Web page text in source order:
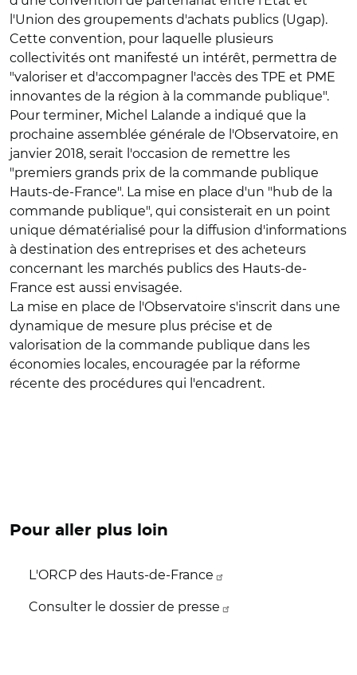
l'Union des groupements d'achats publics (Ugap).
Cette convention, pour laquelle plusieurs
collectivités ont manifesté un intérêt, permettra de
"valoriser et d'accompagner l'accès des TPE et PME
innovantes de la région à la commande publique".
Pour terminer, Michel Lalande a indiqué que la
prochaine assemblée générale de l'Observatoire, en
janvier 2018, serait l'occasion de remettre les
"premiers grands prix de la commande publique
Hauts-de-France". La mise en place d'un "hub de la
commande publique", qui consisterait en un point
unique dématérialisé pour la diffusion d'informations
à destination des entreprises et des acheteurs
concernant les marchés publics des Hauts-de-
France est aussi envisagée.
La mise en place de l'Observatoire s'inscrit dans une
dynamique de mesure plus précise et de
valorisation de la commande publique dans les
économies locales, encouragée par la réforme
récente des procédures qui l'encadrent.
Pour aller plus loin
L'ORCP des Hauts-de-France
Consulter le dossier de presse